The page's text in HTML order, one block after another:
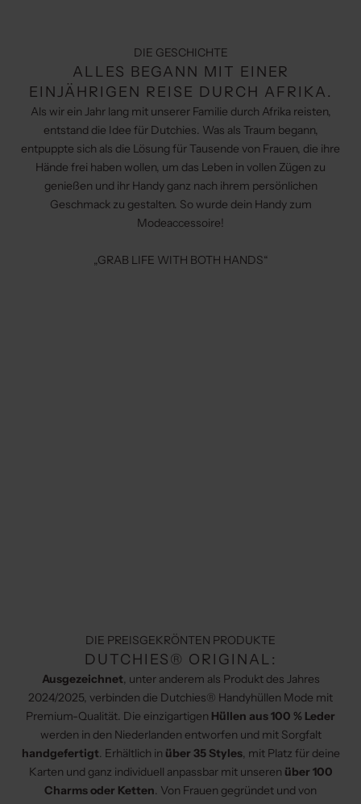
DIE GESCHICHTE
ALLES BEGANN MIT EINER
EINJÄHRIGEN REISE DURCH AFRIKA.
Als wir ein Jahr lang mit unserer Familie durch Afrika reisten,
entstand die Idee für Dutchies. Was als Traum begann,
entpuppte sich als die Lösung für Tausende von Frauen, die ihre
Hände frei haben wollen, um das Leben in vollen Zügen zu
genießen und ihr Handy ganz nach ihrem persönlichen
Geschmack zu gestalten. So wurde dein Handy zum
Modeaccessoire!
„GRAB LIFE WITH BOTH HANDS“
DIE PREISGEKRÖNTEN PRODUKTE
DUTCHIES® ORIGINAL:
Ausgezeichnet, unter anderem als Produkt des Jahres
2024/2025, verbinden die Dutchies® Handyhüllen Mode mit
Premium-Qualität. Die einzigartigen Hüllen aus 100 % Leder
werden in den Niederlanden entworfen und mit Sorgfalt
handgefertigt. Erhältlich in über 35 Styles, mit Platz für deine
Karten und ganz individuell anpassbar mit unseren über 100
Charms oder Ketten. Von Frauen gegründet und von